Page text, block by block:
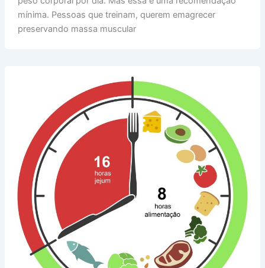
mínima. Pessoas que treinam, querem emagrecer
preservando massa muscular